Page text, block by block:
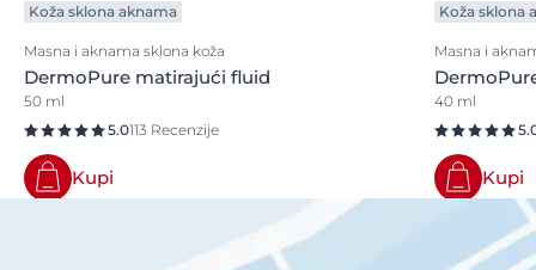
Koža sklona aknama
Masna i aknama sklona koža
DermoPure matirajući fluid
50 ml
5.0113 Recenzije
Kupi
Koža sklona
Masna i
40 ml
Kupi